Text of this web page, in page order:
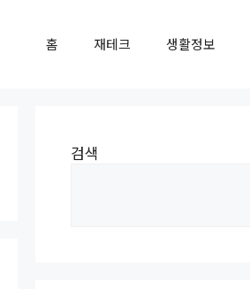
홈 재테크 생활정보
검색